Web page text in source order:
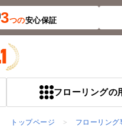
3つの安心保証
フローリングの
トップページ フローリング